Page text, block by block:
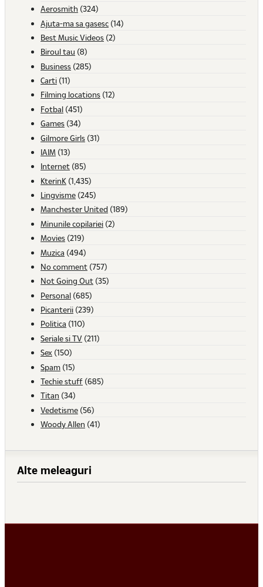
Aerosmith (324)
Ajuta-ma sa gasesc (14)
Best Music Videos (2)
Biroul tau (8)
Business (285)
Carti (11)
Filming locations (12)
Fotbal (451)
Games (34)
Gilmore Girls (31)
IAIM (13)
Internet (85)
KterinK (1,435)
Lingvisme (245)
Manchester United (189)
Minunile copilariei (2)
Movies (219)
Muzica (494)
No comment (757)
Not Going Out (35)
Personal (685)
Picanterii (239)
Politica (110)
Seriale si TV (211)
Sex (150)
Spam (15)
Techie stuff (685)
Titan (34)
Vedetisme (56)
Woody Allen (41)
Alte meleaguri